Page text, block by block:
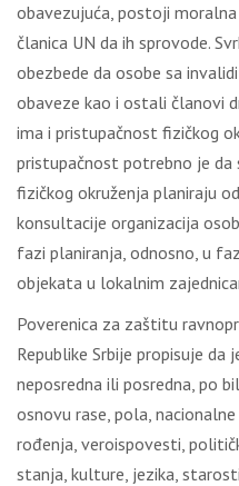
obavezujuća, postoji
članica UN da ih sprovode.
obezbede da osobe sa
obaveze kao i ostali članovi
ima i pristupačnost fizičkog
pristupačnost potrebno je da
fizičkog okruženja planiraju
konsultacije organizacija
fazi planiranja, odnosno, u
objekata u lokalnim
Poverenica za zaštitu
Republike Srbije propisuje da
neposredna ili posredna, po
osnovu rase, pola,
rođenja, veroispovesti,
stanja, kulture, jezika,